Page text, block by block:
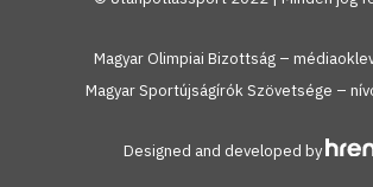
Magyar Olimpiai Bizottság –
Magyar Sportújságírók Szövetsége –
Designed and developed by